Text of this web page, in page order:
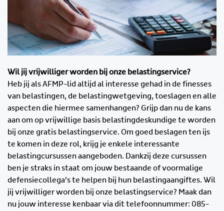
Wil jij vrijwilliger worden bij onze belastingservice?
Heb jij als AFMP-lid altijd al interesse gehad in de finesses
van belastingen, de belastingwetgeving, toeslagen en alle
aspecten die hiermee samenhangen? Grijp dan nu de kans
aan om op vrijwillige basis belastingdeskundige te worden
bij onze gratis belastingservice. Om goed beslagen ten ijs
te komen in deze rol, krijg je enkele interessante
belastingcursussen aangeboden. Dankzij deze cursussen
ben je straks in staat om jouw bestaande of voormalige
defensiecollega’s te helpen bij hun belastingaangiftes. Wil
jij vrijwilliger worden bij onze belastingservice? Maak dan
nu jouw interesse kenbaar via dit telefoonnummer: 085-